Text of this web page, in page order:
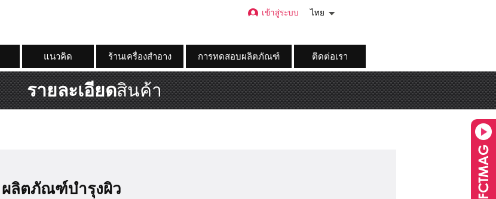
แนวคิด ร้านเครื่องสำอาง การทดสอบผลิตภัณฑ์ ติดต่อเรา
เข้าสู่ระบบ ไทย
รายละเอียดสินค้า
ผลิตภัณฑ์บำรุงผิว